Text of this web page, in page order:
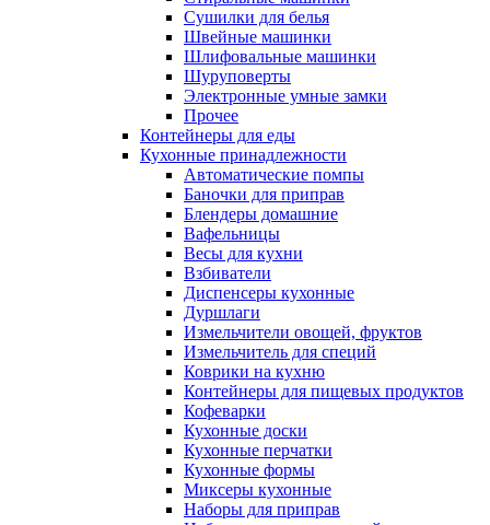
Сушилки для белья
Швейные машинки
Шлифовальные машинки
Шуруповерты
Электронные умные замки
Прочее
Контейнеры для еды
Кухонные принадлежности
Автоматические помпы
Баночки для приправ
Блендеры домашние
Вафельницы
Весы для кухни
Взбиватели
Диспенсеры кухонные
Дуршлаги
Измельчители овощей, фруктов
Измельчитель для специй
Коврики на кухню
Контейнеры для пищевых продуктов
Кофеварки
Кухонные доски
Кухонные перчатки
Кухонные формы
Миксеры кухонные
Наборы для приправ